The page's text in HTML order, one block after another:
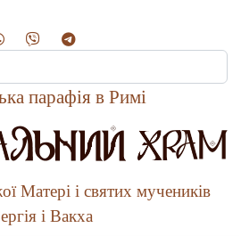
парафія в Римі
Матері і святих мучеників
і Вакха